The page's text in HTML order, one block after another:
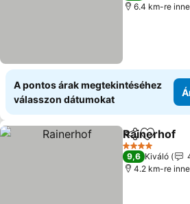
6.4 km-re
A pontos árak megtekintéséhez
válasszon dátumokat
Megosztás
Rainerhof
4 Kategória
9,6 Kiváló
4.2 km-re